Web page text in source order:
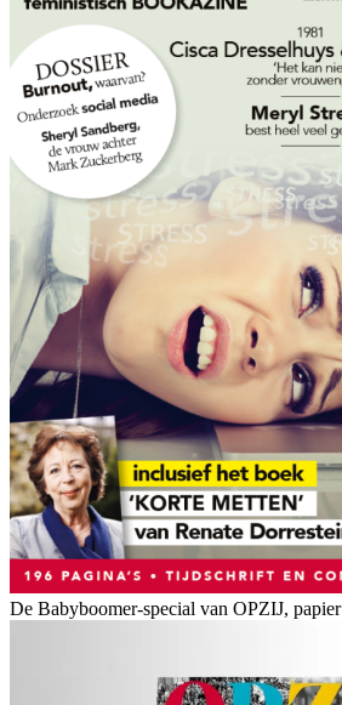
De Babyboomer-special van OPZIJ, papier